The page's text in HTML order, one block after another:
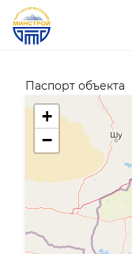
Паспорт объекта
+
−